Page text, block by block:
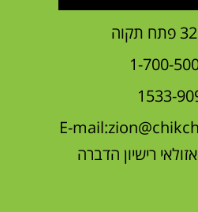
1-700-
E-mail:
רישיון הדברה